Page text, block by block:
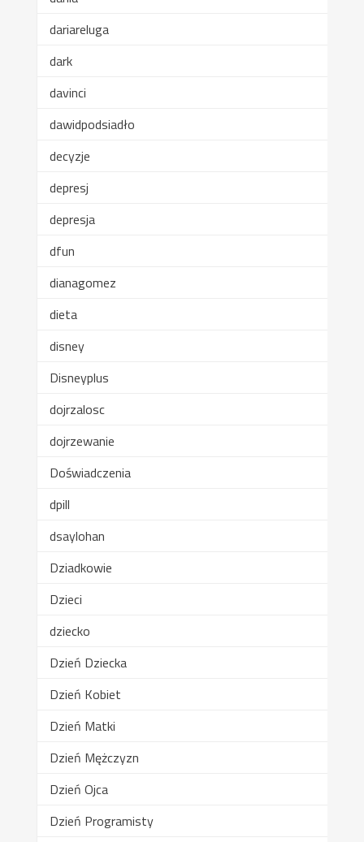
dariareluga
dark
davinci
dawidpodsiadło
decyzje
depresj
depresja
dfun
dianagomez
dieta
disney
Disneyplus
dojrzalosc
dojrzewanie
Doświadczenia
dpill
dsaylohan
Dziadkowie
Dzieci
dziecko
Dzień Dziecka
Dzień Kobiet
Dzień Matki
Dzień Mężczyzn
Dzień Ojca
Dzień Programisty